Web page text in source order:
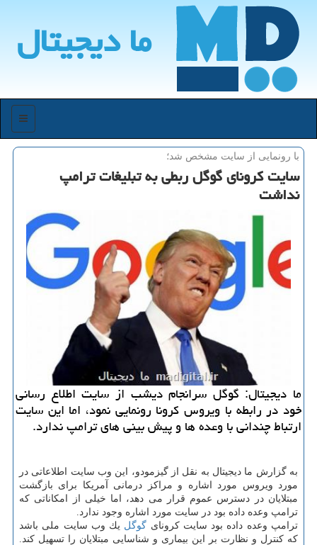
ما دیجیتال
منو
با رونمایی از سایت مشخص شد؛
سایت كرونای گوگل ربطی به تبلیغات ترامپ
نداشت
ما دیجیتال: گوگل سرانجام دیشب از سایت اطلاع رسانی
خود در رابطه با ویروس كرونا رونمایی نمود، اما این سایت
ارتباط چندانی با وعده ها و پیش بینی های ترامپ ندارد.
به گزارش ما دیجیتال به نقل از گیزمودو، این وب سایت اطلاعاتی در
مورد ویروس مورد اشاره و مراكز درمانی آمریكا برای بازگشت
مبتلایان در دسترس عموم قرار می دهد، اما خیلی از امكاناتی كه
ترامپ وعده داده بود در سایت مورد اشاره وجود ندارد.
ترامپ وعده داده بود سایت كرونای گوگل یك وب سایت ملی باشد
كه كنترل و نظارت بر این بیماری و شناسایی مبتلایان را تسهیل كند.